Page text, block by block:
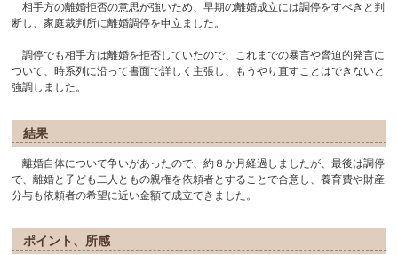
相手方の離婚拒否の意思が強いため、早期の離婚成立には調停をすべきと判
断し、家庭裁判所に離婚調停を申立ました。
調停でも相手方は離婚を拒否していたので、これまでの暴言や脅迫的発言に
ついて、時系列に沿って書面で詳しく主張し、もうやり直すことはできないと
強調しました。
結果
離婚自体について争いがあったので、約８か月経過しましたが、最後は調停
で、離婚と子ども二人ともの親権を依頼者とすることで合意し、養育費や財産
分与も依頼者の希望に近い金額で成立できました。
ポイント、所感